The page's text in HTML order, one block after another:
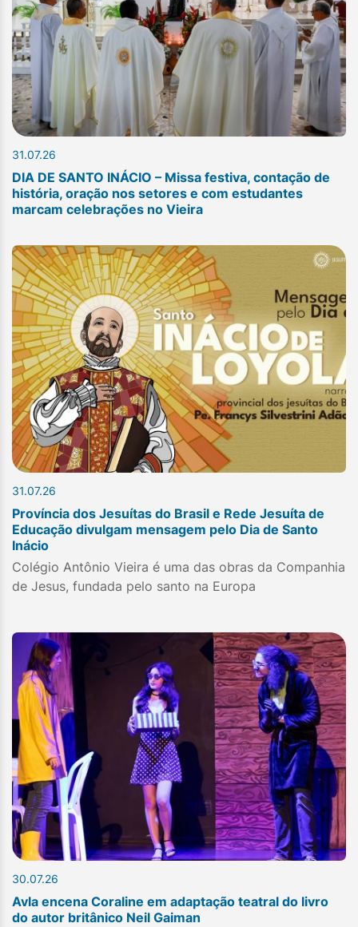
31.07.26
DIA DE SANTO INÁCIO – Missa festiva, contação de
história, oração nos setores e com estudantes
marcam celebrações no Vieira
31.07.26
Província dos Jesuítas do Brasil e Rede Jesuíta de
Educação divulgam mensagem pelo Dia de Santo
Inácio
Colégio Antônio Vieira é uma das obras da Companhia
de Jesus, fundada pelo santo na Europa
30.07.26
Avla encena Coraline em adaptação teatral do livro
do autor britânico Neil Gaiman